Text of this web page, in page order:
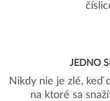
JEDNO
Nikdy nie je zlé, keď
na ktoré sa